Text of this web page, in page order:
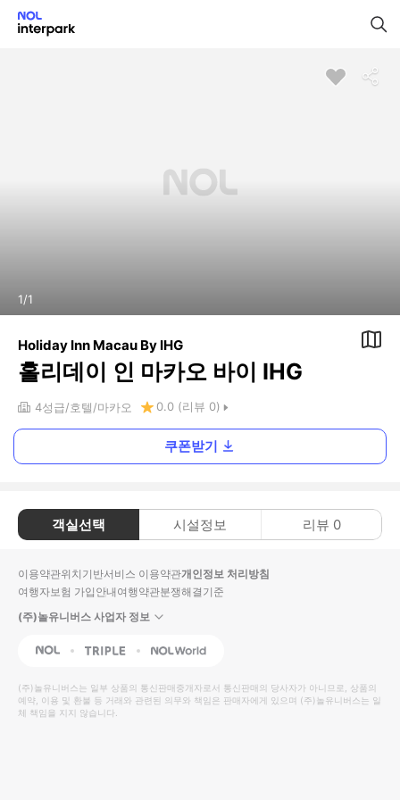
1/1
Holiday Inn Macau By IHG
홀리데이 인 마카오 바이 IHG
4성급 호텔 마카오 0.0 (리뷰 0)
쿠폰받기
객실선택 시설정보 리뷰 0
이용약관위치기반서비스 이용약관개인정보 처리방침
여행자보험 가입안내여행약관분쟁해결기준
(주)놀유니버스 사업자 정보
NOL Triple Interpark Global
(주)놀유니버스는 일부 상품의 통신판매중개자로서 통신판매의 당사자가 아니므로, 상품의
예약, 이용 및 환불 등 거래와 관련된 의무와 책임은 판매자에게 있으며 (주)놀유니버스는 일
체 책임을 지지 않습니다.